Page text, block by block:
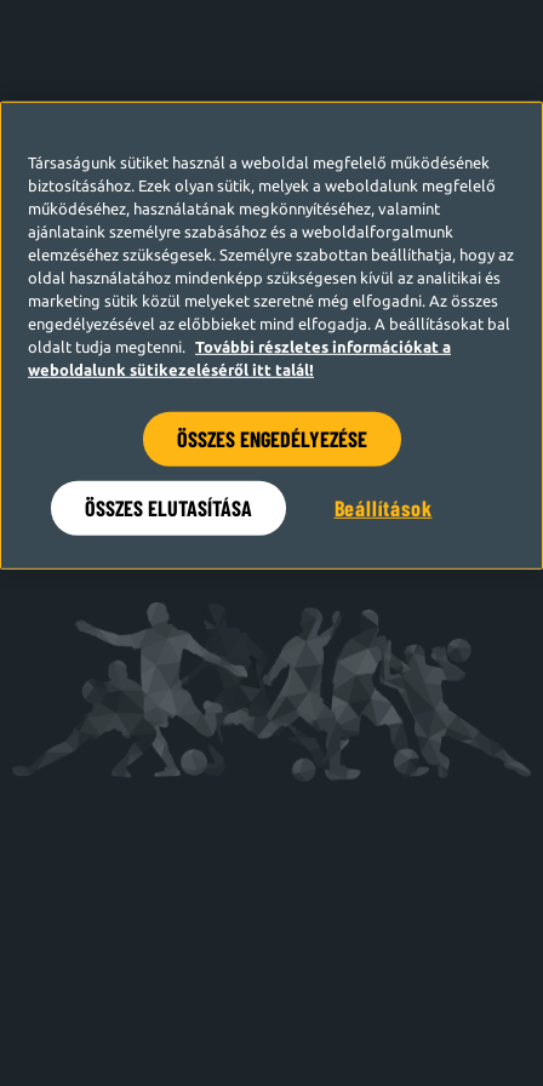
Hamarosan visszatérünk
Társaságunk sütiket használ a weboldal megfelelő működésének
biztosításához. Ezek olyan sütik, melyek a weboldalunk megfelelő
működéséhez, használatának megkönnyítéséhez, valamint
ajánlataink személyre szabásához és a weboldalforgalmunk
elemzéséhez szükségesek. Személyre szabottan beállíthatja, hogy az
oldal használatához mindenképp szükségesen kívül az analitikai és
marketing sütik közül melyeket szeretné még elfogadni. Az összes
engedélyezésével az előbbieket mind elfogadja. A beállításokat bal
oldalt tudja megtenni.
További részletes információkat a
weboldalunk sütikezeléséről itt talál!
ÖSSZES ENGEDÉLYEZÉSE
ÖSSZES ELUTASÍTÁSA Beállítások